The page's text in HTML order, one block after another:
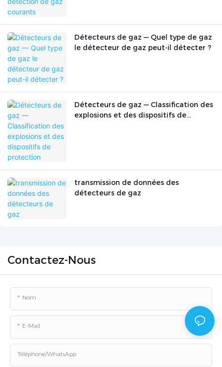
Détecteurs de gaz — Quel type de gaz
le détecteur de gaz peut-il détecter ?
Détecteurs de gaz — Classification des
explosions et des dispositifs de
transmission de données des
détecteurs de gaz
Contactez-Nous
Nom
E-Mail
Téléphone/WhatsApp